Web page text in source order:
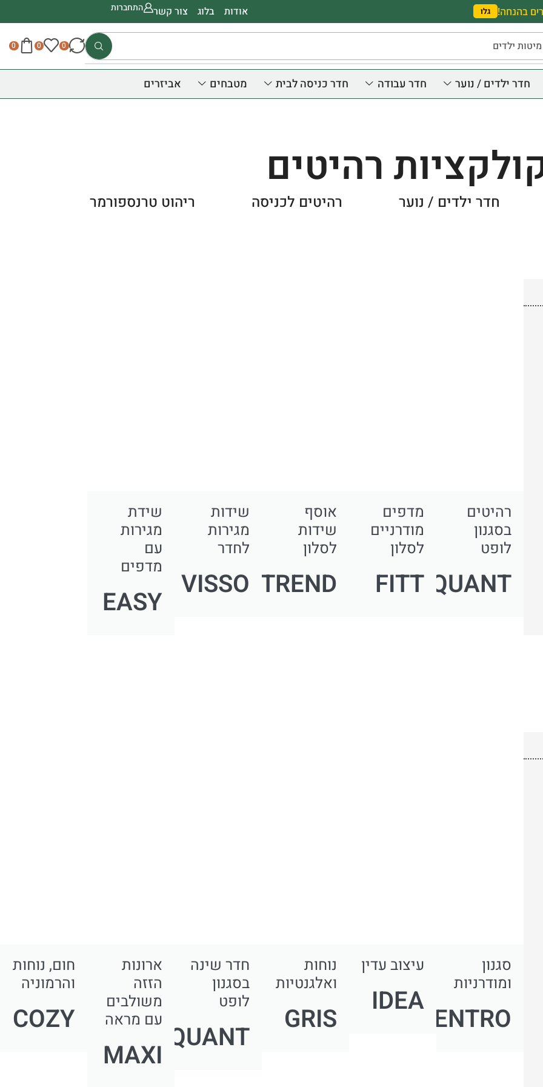
בהנחה! גלו אודות בלוג צור קשר התחברות
ילדים 0
0
0
חדר ילדים / נוער חדר עבודה חדר כניסה לבית מטבחים אביזרים
רהיטים
חדר ילדים / נוער רהיטים לכניסה ריהוט טרנספורמר
רהיטים
בסגנון
לופט
QUANT
מדפים
מודרניים
לסלון
FITT
אוסף
שידות
לסלון
TREND
שידות
מגירות
לחדר
VISSO
שידת
מגירות
עם
מדפים
EASY
סגנון
ומודרניות
DENTRO
עיצוב עדין
IDEA
נוחות
ואלגנטיות
GRIS
חדר שינה
בסגנון
לופט
QUANT
ארונות
הזזה
משולבים
עם מראה
MAXI
חום, נוחות
והרמוניה
COZY